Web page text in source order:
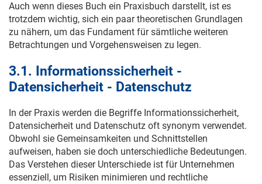
Auch wenn dieses Buch ein Praxisbuch darstellt, ist es
trotzdem wichtig, sich ein paar theoretischen Grundlagen
zu nähern, um das Fundament für sämtliche weiteren
Betrachtungen und Vorgehensweisen zu legen.
3.1. Informationssicherheit -
Datensicherheit - Datenschutz
In der Praxis werden die Begriffe Informationssicherheit,
Datensicherheit und Datenschutz oft synonym verwendet.
Obwohl sie Gemeinsamkeiten und Schnittstellen
aufweisen, haben sie doch unterschiedliche Bedeutungen.
Das Verstehen dieser Unterschiede ist für Unternehmen
essenziell, um Risiken minimieren und rechtliche